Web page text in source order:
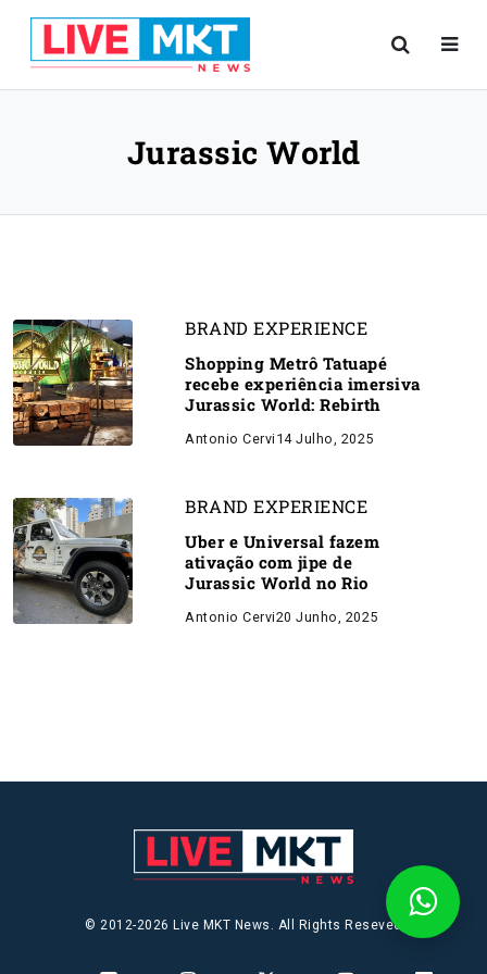
Jurassic World
BRAND EXPERIENCE
Shopping Metrô Tatuapé
recebe experiência imersiva
Jurassic World: Rebirth
Antonio Cervi 14 Julho, 2025
BRAND EXPERIENCE
Uber e Universal fazem
ativação com jipe de
Jurassic World no Rio
Antonio Cervi20 Junho, 2025
© 2012-2026 Live MKT News. All Rights Reseved